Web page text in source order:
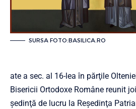
SURSA FOTO:BASILICA.RO
ate a sec. al 16-lea în părţile
Bisericii Ortodoxe Române reunit
şedinţă de lucru la Reşedinţa